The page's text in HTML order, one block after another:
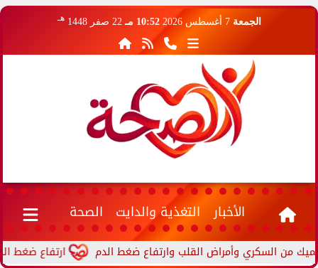
الجمعة 7 أغسطس 2026 10:52 مـ 22 صفر 1448 هـ
الأخبار التغذية والدايت الصحة
ارتفاع ضغط الدم